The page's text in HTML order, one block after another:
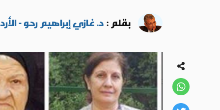
بقلم :د. غازي إبراهيم رحو -